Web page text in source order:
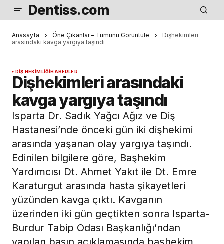
Dentiss.com
Anasayfa Öne Çıkanlar – Tümünü Görüntüle
Dişhekimleri
arasındaki kavga yargıya taşındı
DIŞ HEKIMLIĞIHABERLER
Dişhekimleri arasındaki
kavga yargıya taşındı
Isparta Dr. Sadık Yağcı Ağız ve Diş
Hastanesi’nde önceki gün iki dişhekimi
arasında yaşanan olay yargıya taşındı.
Edinilen bilgilere göre, Başhekim
Yardımcısı Dt. Ahmet Yakıt ile Dt. Emre
Karaturgut arasında hasta şikayetleri
yüzünden kavga çıktı. Kavganın
üzerinden iki gün geçtikten sonra Isparta-
Burdur Tabip Odası Başkanlığı’ndan